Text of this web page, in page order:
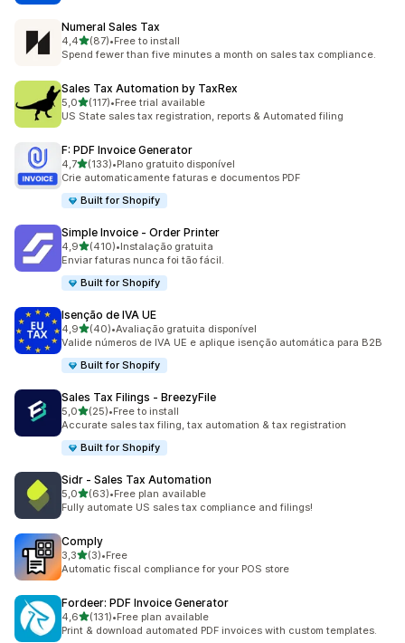
Numeral Sales Tax
4,4de 5 estrelas
(87)
87 total de avaliações
•Free to install
Spend fewer than five minutes a month on sales tax compliance.
Sales Tax Automation by TaxRex
5,0de 5 estrelas
(117)
117 total de avaliações
•Free trial available
US State sales tax registration, reports & Automated filing
F: PDF Invoice Generator
4,7de 5 estrelas
(133)
133 total de avaliações
•Plano gratuito disponível
Crie automaticamente faturas e documentos PDF
Built for Shopify
Simple Invoice ‑ Order Printer
4,9de 5 estrelas
(410)
410 total de avaliações
•Instalação gratuita
Enviar faturas nunca foi tão fácil.
Built for Shopify
Isenção de IVA UE
4,9de 5 estrelas
(40)
40 total de avaliações
•Avaliação gratuita disponível
Valide números de IVA UE e aplique isenção automática para B2B
Built for Shopify
Sales Tax Filings ‑ BreezyFile
5,0de 5 estrelas
(25)
25 total de avaliações
•Free to install
Accurate sales tax filing, tax automation & tax registration
Built for Shopify
Sidr ‑ Sales Tax Automation
5,0de 5 estrelas
(63)
63 total de avaliações
•Free plan available
Fully automate US sales tax compliance and filings!
Comply
3,3de 5 estrelas
(3)
3 total de avaliações
•Free
Automatic fiscal compliance for your POS store
Fordeer: PDF Invoice Generator
4,6de 5 estrelas
(131)
131 total de avaliações
•Free plan available
Print & download automated PDF invoices with custom templates.